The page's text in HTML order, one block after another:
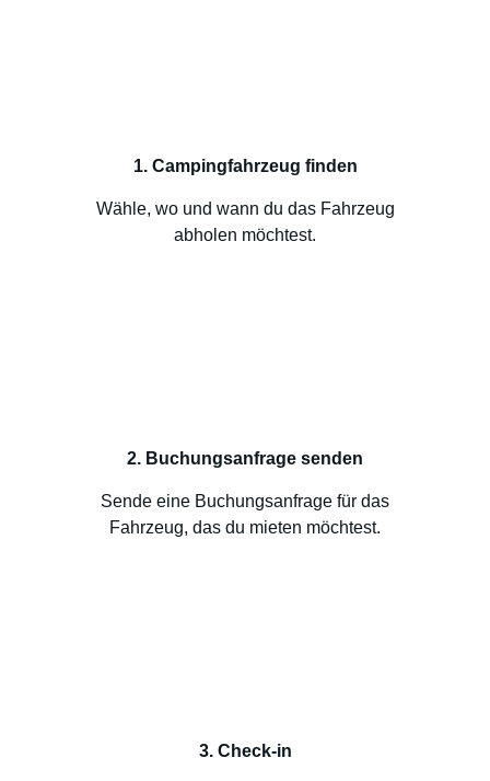
1. Campingfahrzeug finden
Wähle, wo und wann du das Fahrzeug
abholen möchtest.
2. Buchungsanfrage senden
Sende eine Buchungsanfrage für das
Fahrzeug, das du mieten möchtest.
3. Check-in